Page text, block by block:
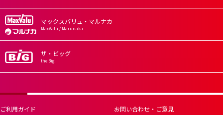
マックスバリュ・マルナカ
MaxValu / Marunaka
ザ・ビッグ
the Big
ご利用ガイド
お問い合わせ・ご意見